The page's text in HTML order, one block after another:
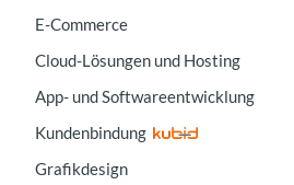
E-Commerce
Cloud-Lösungen und Hosting
App- und Softwareentwicklung
Kundenbindung
Grafikdesign